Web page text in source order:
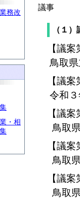
務改
・相
議事
（１）
【議
鳥取
【議
令和
【議
鳥取
【議
鳥取
【議
鳥取